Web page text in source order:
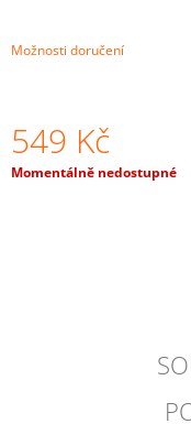
Možnosti doručení
549 Kč
Měrná
Momentálně nedostupné
Kč